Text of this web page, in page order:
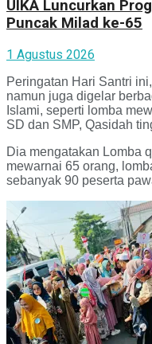
UIKA Luncurkan
Puncak Milad ke-65
1 Agustus 2026
Peringatan Hari Santri
namun juga digelar
Islami, seperti lomba
SD dan SMP, Qasidah
Dia mengatakan Lomba
mewarnai 65 orang,
sebanyak 90 peserta